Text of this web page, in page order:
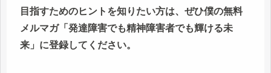
目指すためのヒントを知りたい方は、ぜひ僕の無料
メルマガ「発達障害でも精神障害者でも輝ける未
来」に登録してください。